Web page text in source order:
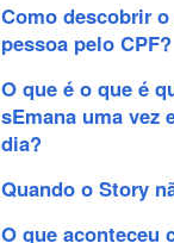
Como descobrir
pessoa pelo CPF?
O que é o que é
sEmana uma vez
dia?
Quando o Story
O que aconteceu